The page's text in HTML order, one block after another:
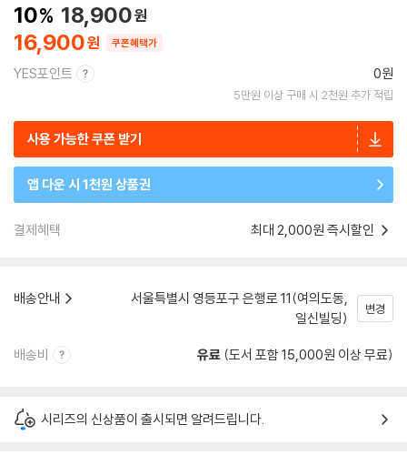
16,900
10 18,900
쿠폰혜택가
YES포인트 0원
5만원 이상 구매 시 2천원 추가 적립
사용 가능한 쿠폰 받기
앱 다운 시 1천원 상품권
결제혜택 최대 2,000원 즉시할인
배송안내
서울특별시 영등포구 은행로 11(여의도동,
일신빌딩)
변경
배송비 유료 (도서 포함 15,000원 이상 무료)
시리즈의 신상품이 출시되면 알려드립니다.